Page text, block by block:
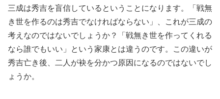
三成は秀吉を盲信しているということになります。「戦無
き世を作るのは秀吉でなければならない」、これが三成の
考えなのではないでしょうか？「戦無き世を作ってくれる
なら誰でもいい」という家康とは違うのです。この違いが
秀吉亡き後、二人が袂を分かつ原因になるのではないでし
ょうか。